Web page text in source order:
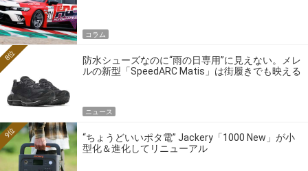
コラム
防水シューズなのに“雨の日専用”に見えない。メレ
ルの新型「SpeedARC Matis」は街履きでも映える
8位
ニュース
“ちょうどいいポタ電” Jackery「1000 New」が小
型化＆進化してリニューアル
9位